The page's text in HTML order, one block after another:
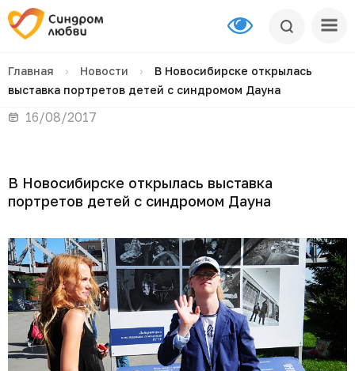
Главная › Новости ›
В Новосибирске открылась
выставка портретов детей с синдромом Дауна
16/08/2017
В Новосибирске открылась выставка
портретов детей с синдромом Дауна